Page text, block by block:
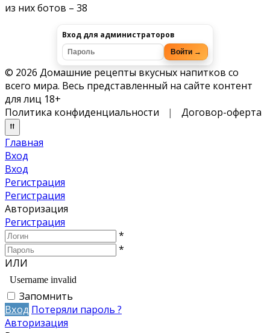
из них ботов – 38
Вход для администраторов
Войти →
© 2026 Домашние рецепты вкусных напитков со
всего мира. Весь представленный на сайте контент
для лиц 18+
Политика конфиденциальности
| Договор-оферта
Главная
Вход
Вход
Регистрация
Регистрация
Авторизация
Регистрация
*
*
ИЛИ
Запомнить
Вход Потеряли пароль ?
Авторизация